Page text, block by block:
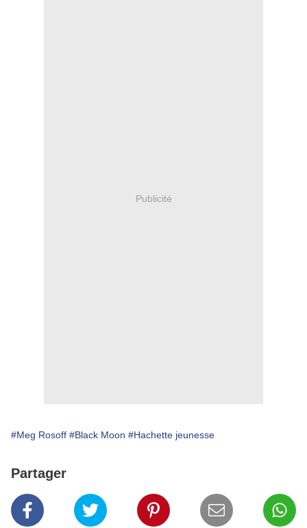
Publicité
#Meg Rosoff #Black Moon #Hachette jeunesse
Partager